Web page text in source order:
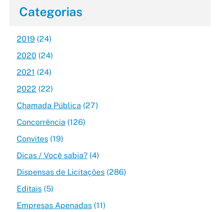
Categorias
2019(24)
2020 (24)
2021 (24)
2022 (22)
Chamada Pública (27)
Concorrência (126)
Convites(19)
Dicas / Você sabia?(4)
Dispensas de Licitações(286)
Editais(5)
Empresas Apenadas(11)